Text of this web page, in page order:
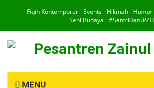
Fiqih Kontemporer Events Hikmah Humor
Seni Budaya
#SantriBaruPZH
MENU